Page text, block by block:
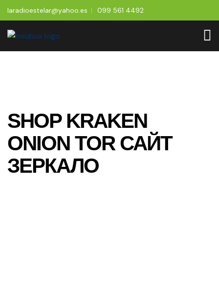
laradioestelar@yahoo.es 099 561 4492
SHOP KRAKEN
ONION TOR САЙТ
ЗЕРКАЛО